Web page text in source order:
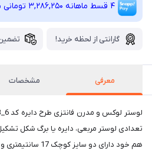
4 قسط ماهانه 3,286,250 تومانی با اسنپ ‌پی! (بدون کارمزد)
گارانتی از لحظه خرید!
معرفی مشخصات
تعدادی لوستر مربعی، دایره یا برگ شکل